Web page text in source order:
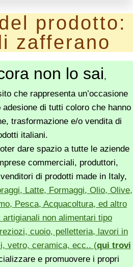
prodotto:
zafferano
non lo sai,
che rappresenta un’occasione
di tutti coloro che hanno
trasformazione e/o vendita di
italiani.
dare spazio a tutte le aziende
commerciali, produttori,
di prodotti made in Italy,
Latte, Formaggi, Olio, Olive,
Pesca, Acquacoltura, ed altro
non alimentari tipo
cuoio, pelletteria, lavori in
vetro, ceramica, ecc.. (qui trovi
e promuovere i propri